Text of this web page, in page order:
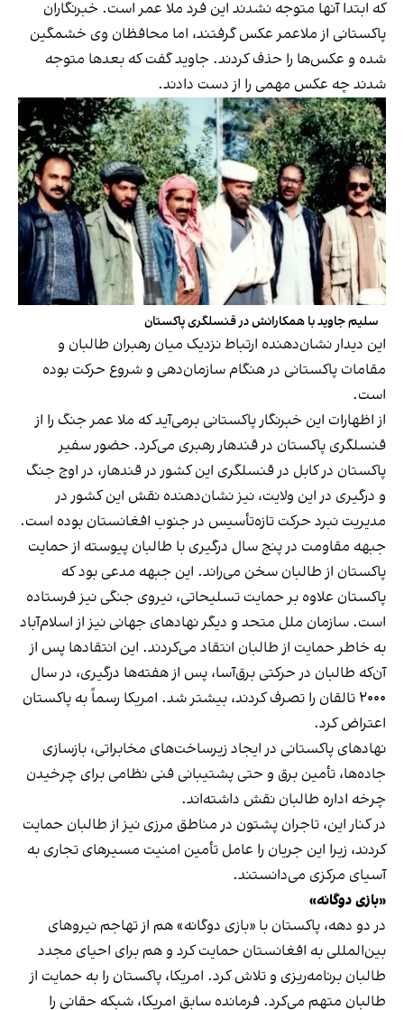
که ابتدا آنها‌ متوجه نشدند این فرد ملا عمر است. خبرنگاران
پاکستانی از ملاعمر عکس گرفتند، اما محافظان وی خشمگین
شده و عکس‌ها را حذف کردند. جاوید گفت که بعدها متوجه
شدند چه عکس مهمی را از دست دادند.
سلیم جاوید با همکارانش در قنسلگری پاکستان
این دیدار نشان‌دهنده ارتباط نزدیک میان رهبران طالبان و
مقامات پاکستانی در هنگام سازمان‌دهی و شروع حرکت بوده
است.
از اظهارات این خبرنگار پاکستانی برمی‌آید که ملا عمر جنگ را از
قنسلگری پاکستان در قندهار رهبری می‌کرد. حضور سفیر
پاکستان در کابل در قنسلگری این کشور در قندهار، در اوج جنگ
و درگیری در این ولایت، نیز نشان‌دهنده نقش این کشور در
مدیریت نبرد حرکت تازه‌تأسیس در جنوب افغانستان بوده است.
جبهه مقاومت در پنج سال درگیری با طالبان پیوسته از حمایت
پاکستان از طالبان سخن می‌راند. این جبهه مدعی بود که
پاکستان علاوه بر حمایت تسلیحاتی، نیروی جنگی نیز فرستاده
است. سازمان ملل متحد و دیگر نهادهای جهانی نیز از اسلام‌آباد
به خاطر حمایت از طالبان انتقاد می‌کردند. این انتقادها پس از
آن‌که طالبان در حرکتی برق‌آسا، پس از هفته‌ها درگیری، در سال
۲۰۰۰ تالقان را تصرف کردند، بیشتر شد. امریکا رسماً به پاکستان
اعتراض کرد.
نهادهای پاکستانی در ایجاد زیرساخت‌های مخابراتی، بازسازی
جاده‌ها، تأمین برق و حتی پشتیبانی فنی نظامی برای چرخیدن
چرخه اداره طالبان نقش داشته‌اند.
در کنار این، تاجران پشتون در مناطق مرزی نیز از طالبان حمایت
کردند، زیرا این جریان را عامل تأمین امنیت مسیرهای تجاری به
آسیای مرکزی می‌دانستند.
«بازی دوگانه»
در دو دهه، پاکستان با «بازی دوگانه» هم از تهاجم نیروهای
بین‌المللی به افغانستان حمایت کرد و هم برای احیای مجدد
طالبان برنامه‌ریزی و تلاش کرد. امریکا، پاکستان را به حمایت از
طالبان متهم می‌کرد. فرمانده سابق امریکا، شبکه حقانی را